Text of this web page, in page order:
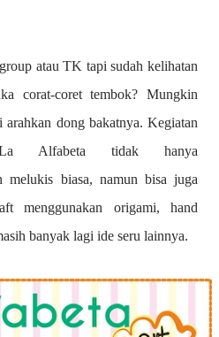
atau TK tapi sudah kelihatan
corat-coret tembok? Mungkin
arahkan dong bakatnya. Kegiatan
Alfabeta tidak hanya
melukis biasa, namun bisa juga
menggunakan origami, hand
banyak lagi ide seru lainnya.